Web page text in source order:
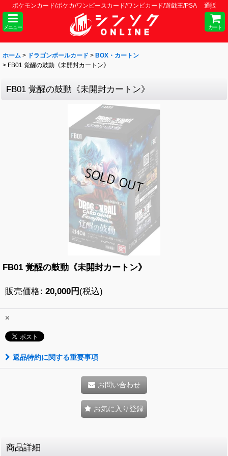
ポケモンカード/ポケカ/ワンピースカード/ワンピカード/遊戯王/PSA 通販
メニュー カート
ホーム > ドラゴンボールカード > BOX・カートン
> FB01 覚醒の鼓動《未開封カートン》
FB01 覚醒の鼓動《未開封カートン》
FB01 覚醒の鼓動《未開封カートン》
販売価格: 20,000円 (税込)
×
返品特約に関する重要事項
お問い合わせ
お気に入り登録
商品詳細